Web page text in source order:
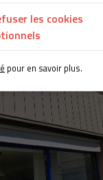
les cookies
pour en savoir plus.